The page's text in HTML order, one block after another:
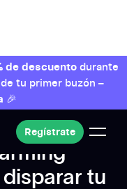
de descuentodurante
tu primer buzón –
🎉
Regístrate
Regístrate
Email
puede
tu